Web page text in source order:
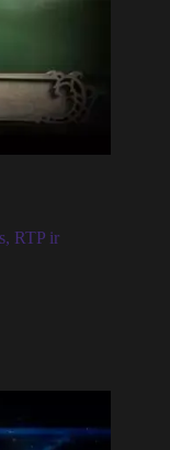
RTP ir